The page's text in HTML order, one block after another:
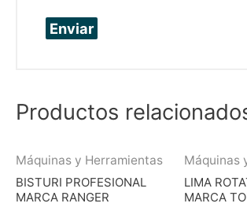
Productos
Máquinas y Herramientas
BISTURI PROFESIONAL
MARCA RANGER
Máquinas
LIMA
MARCA